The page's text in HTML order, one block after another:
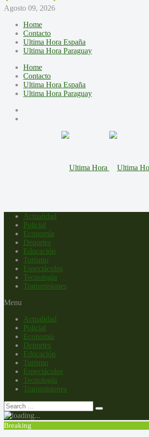
Agosto 09, 2026
Home
Contacto
Ultima Hora España
Ultima Hora Paraguay
Home
Contacto
Ultima Hora España
Ultima Hora Paraguay
Actualidad
Policial
Economía
Deportes
Educación
Turismo
Espectáculos
Tecnología
Transmisiones
Menu
Actualidad
Policial
Economía
Deportes
Educación
Turismo
Espectáculos
Tecnología
Transmisiones
Breaking